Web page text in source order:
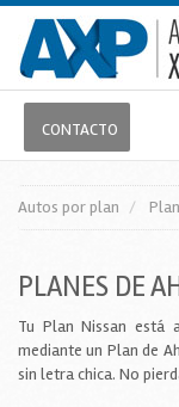
CONTACTO
Autos por plan
PLANES DE
Tu Plan Nissan está
mediante un Plan de
sin letra chica. No